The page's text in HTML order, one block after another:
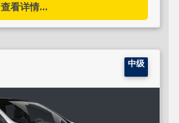
查看详情...
中级